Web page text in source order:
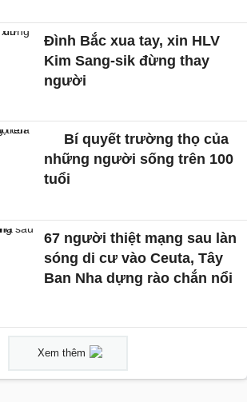
Đình Bắc xua tay, xin HLV
Kim Sang-sik đừng thay
người
Bí quyết trường thọ của
những người sống trên 100
tuổi
67 người thiệt mạng sau làn
sóng di cư vào Ceuta, Tây
Ban Nha dựng rào chắn nổi
Xem thêm